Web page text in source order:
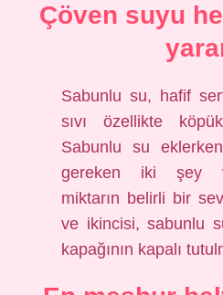
Çöven suyu
Sabunlu su, hafif
sıvı özellikte
Sabunlu su
gereken iki şey
miktarın belirli bir
ve ikincisi, sabunlu
kapağının kapalı